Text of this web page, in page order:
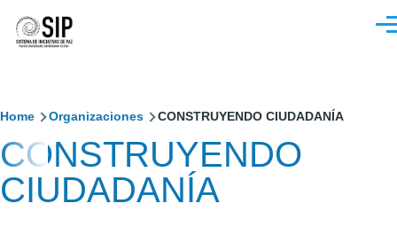
Sobrescribir
enlaces
de
Home Organizaciones CONSTRUYENDO CIUDADANÍA
CONSTRUYENDO
CIUDADANÍA